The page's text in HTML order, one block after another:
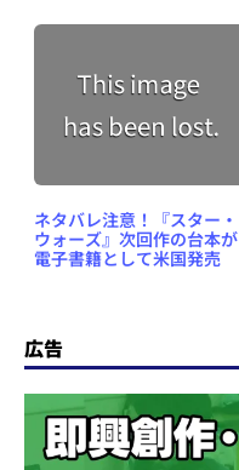
ネタバレ注意！『スター・
ウォーズ』次回作の台本が
電子書籍として米国発売
広告